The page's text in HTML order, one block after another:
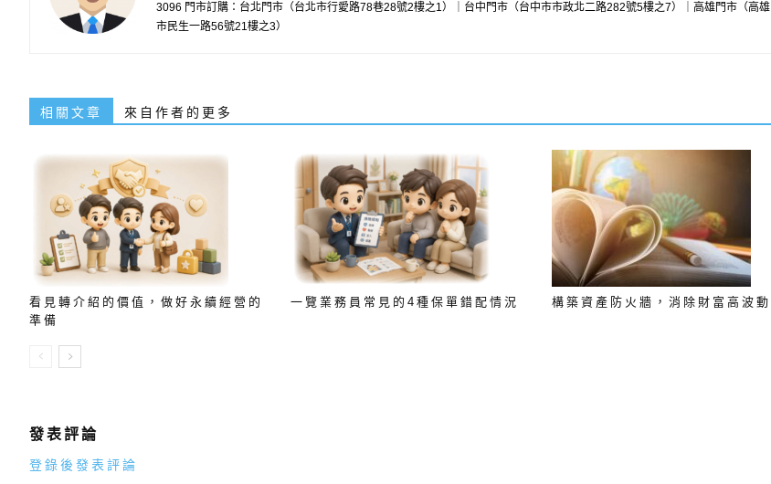
3096 門市訂購：台北門市（台北市行愛路78巷28號2樓之1）｜台中門市（台中市市政北二路282號5樓之7）｜高雄門市（高雄
市民生一路56號21樓之3）
相關文章 來自作者的更多
看見轉介紹的價值，做好永續經營的
準備
一覽業務員常見的4種保單錯配情況 構築資產防火牆，消除財富高波動
發表評論
登錄後發表評論